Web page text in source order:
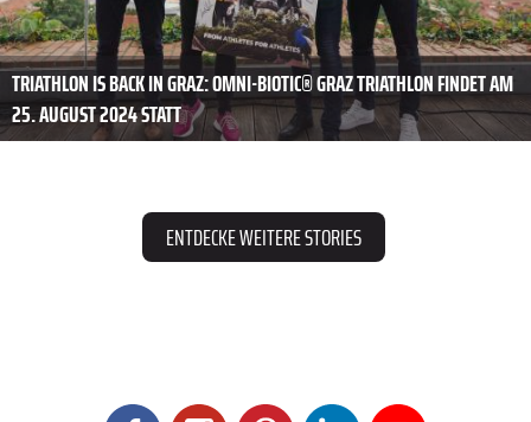
TRIATHLON IS BACK IN GRAZ: OMNI-BIOTIC® GRAZ TRIATHLON FINDET AM
25. AUGUST 2024 STATT
ENTDECKE WEITERE STORIES